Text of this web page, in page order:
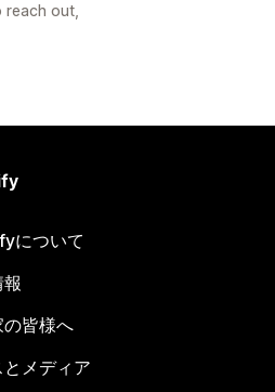
out,
について
の皆様へ
とメディア